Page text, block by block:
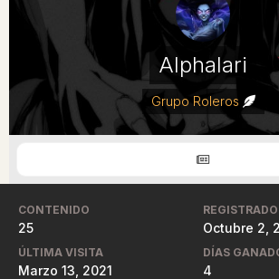
Alphalari
Grupo Roleros
CONTENIDO
25
REGISTRADO
Octubre 2,
ÚLTIMA VISITA
Marzo 13, 2021
DÍAS
4